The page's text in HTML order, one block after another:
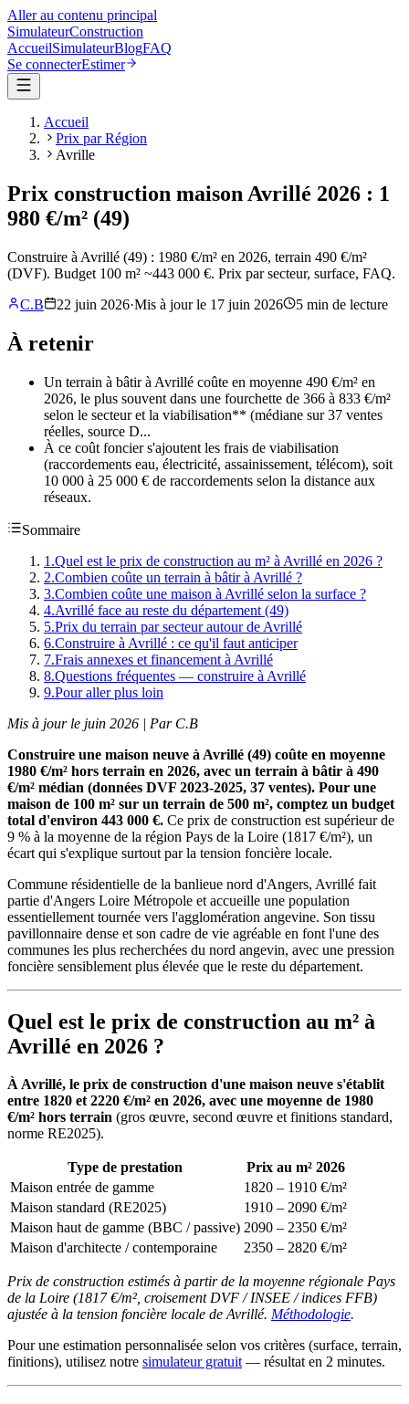
Aller au contenu principal
SimulateurConstruction
AccueilSimulateurBlogFAQ
Se connecterEstimer
Accueil
Prix par Région
Avrille
Prix construction maison Avrillé 2026 : 1
980 €/m² (49)
Construire à Avrillé (49) : 1980 €/m² en 2026, terrain 490 €/m²
(DVF). Budget 100 m² ~443 000 €. Prix par secteur, surface, FAQ.
C.B
22 juin 2026·Mis à jour le 17 juin 2026 5 min de lecture
À retenir
Un terrain à bâtir à Avrillé coûte en moyenne 490 €/m² en
2026, le plus souvent dans une fourchette de 366 à 833 €/m²
selon le secteur et la viabilisation** (médiane sur 37 ventes
réelles, source D...
À ce coût foncier s'ajoutent les frais de viabilisation
(raccordements eau, électricité, assainissement, télécom), soit
10 000 à 25 000 € de raccordements selon la distance aux
réseaux.
Sommaire
1 .Quel est le prix de construction au m² à Avrillé en 2026 ?
2.Combien coûte un terrain à bâtir à Avrillé ?
3.Combien coûte une maison à Avrillé selon la surface ?
4.Avrillé face au reste du département (49)
5.Prix du terrain par secteur autour de Avrillé
6.Construire à Avrillé : ce qu'il faut anticiper
7.Frais annexes et financement à Avrillé
8.Questions fréquentes — construire à Avrillé
9.Pour aller plus loin
Mis à jour le juin 2026 | Par C.B
Construire une maison neuve à Avrillé (49) coûte en moyenne
1980 €/m² hors terrain en 2026, avec un terrain à bâtir à 490
€/m² médian (données DVF 2023-2025, 37 ventes). Pour une
maison de 100 m² sur un terrain de 500 m², comptez un budget
total d'environ 443 000 €. Ce prix de construction est supérieur de
9 % à la moyenne de la région Pays de la Loire (1817 €/m²), un
écart qui s'explique surtout par la tension foncière locale.
Commune résidentielle de la banlieue nord d'Angers, Avrillé fait
partie d'Angers Loire Métropole et accueille une population
essentiellement tournée vers l'agglomération angevine. Son tissu
pavillonnaire dense et son cadre de vie agréable en font l'une des
communes les plus recherchées du nord angevin, avec une pression
foncière sensiblement plus élevée que le reste du département.
Quel est le prix de construction au m² à
Avrillé en 2026 ?
À Avrillé, le prix de construction d'une maison neuve s'établit
entre 1820 et 2220 €/m² en 2026, avec une moyenne de 1980
€/m² hors terrain (gros œuvre, second œuvre et finitions standard,
norme RE2025).
Type de prestation
Prix au m² 2026
Maison entrée de gamme
1820 – 1910 €/m²
Maison standard (RE2025)
1910 – 2090 €/m²
Maison haut de gamme (BBC / passive) 2090 – 2350 €/m²
Maison d'architecte / contemporaine
2350 – 2820 €/m²
Prix de construction estimés à partir de la moyenne régionale Pays
de la Loire (1817 €/m², croisement DVF / INSEE / indices FFB)
ajustée à la tension foncière locale de Avrillé. Méthodologie.
Pour une estimation personnalisée selon vos critères (surface, terrain,
finitions), utilisez notre simulateur gratuit— résultat en 2 minutes.